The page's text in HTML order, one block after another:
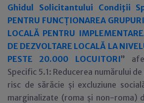
Ghidul Solicitantului Condiţii
PENTRU FUNCȚIONAREA
LOCALĂ PENTRU
DE DEZVOLTARE LOCALĂ LA
PESTE 20.000 LOCUITORI”
Specific 5.1: Reducerea numărului
risc de sărăcie și excluziune
marginalizate (roma și non-roma)